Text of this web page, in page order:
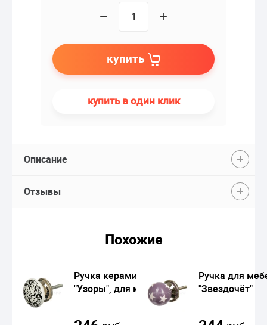
− +
купить
купить в один клик
Описание
Отзывы
Похожие
Ручка керамическая
"Узоры", для мебели
Ручка для
"Звездочёт"